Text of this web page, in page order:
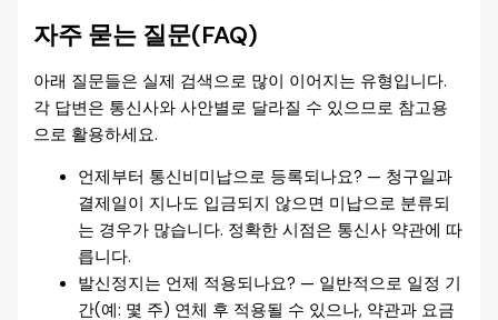
자주 묻는 질문(FAQ)
아래 질문들은 실제 검색으로 많이 이어지는 유형입니다.
각 답변은 통신사와 사안별로 달라질 수 있으므로 참고용
으로 활용하세요.
언제부터 통신비미납으로 등록되나요? — 청구일과
결제일이 지나도 입금되지 않으면 미납으로 분류되
는 경우가 많습니다. 정확한 시점은 통신사 약관에 따
릅니다.
발신정지는 언제 적용되나요? — 일반적으로 일정 기
간(예: 몇 주) 연체 후 적용될 수 있으나, 약관과 요금